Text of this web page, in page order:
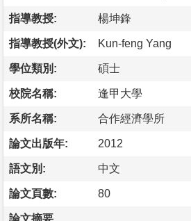
指導教授: 楊坤鋒
指導教授(外文): Kun-feng Yang
學位類別: 碩士
校院名稱: 逢甲大學
系所名稱: 合作經濟學所
論文出版年: 2012
語文別: 中文
論文頁數: 80
論文摘要